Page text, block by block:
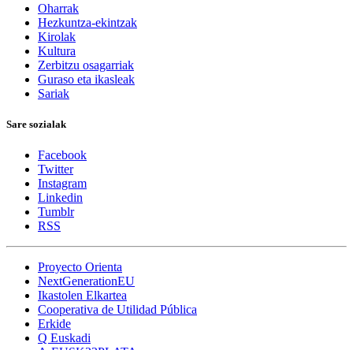
Oharrak
Hezkuntza-ekintzak
Kirolak
Kultura
Zerbitzu osagarriak
Guraso eta ikasleak
Sariak
Sare sozialak
Facebook
Twitter
Instagram
Linkedin
Tumblr
RSS
Proyecto Orienta
NextGenerationEU
Ikastolen Elkartea
Cooperativa de Utilidad Pública
Erkide
Q Euskadi